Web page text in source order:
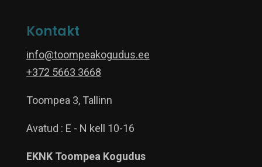
Kontakt
info@toompeakogudus.ee
+372 5663 3668
Toompea 3, Tallinn
Avatud : E - N kell 10-16
EKNK Toompea Kogudus